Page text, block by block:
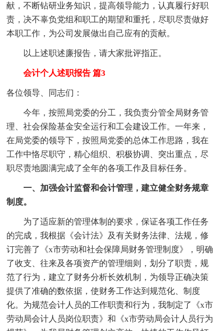
献，不断钻研业务知识，提高领导能力，认真履行好职
责，决不辜负党组和职工的期望和重托，尽职尽责做好
本职工作，为公司发展做出自己应有的贡献。
以上述职述廉报告，请大家批评指正。
会计个人述职报告 篇3
各位领导、同志们：
今年，按照局党委的分工，我负责分管全局财务管
理、社会保险基金安全运行和工会建设工作。一年来，
在局党委的领导下，按照局党委的总体工作思路，我在
工作中恪尽职守，精心组织、积极协调、突出重点，尽
职尽责地圆满完成了全年的各项工作及目标任务。
一、加强会计监督和会计管理，建立健全财务规章
制度。
为了适应新的管理体制的要求，保证各项工作任务
的完成，我根据《会计法》及有关财务法律、法规，修
订完善了《x市劳动和社会保障局财务管理制度》，明确
了收支、往来及各项资产的管理细则，划分了职责，规
范了行为，建立了财务分析长效机制，为领导正确决策
提供了准确的数依据，使财务工作达到规范化、制度
化。为规范会计人员的工作职责和行为，我制定了《x市
劳动局会计人员岗位职责》和《x市劳动局会计人员行为